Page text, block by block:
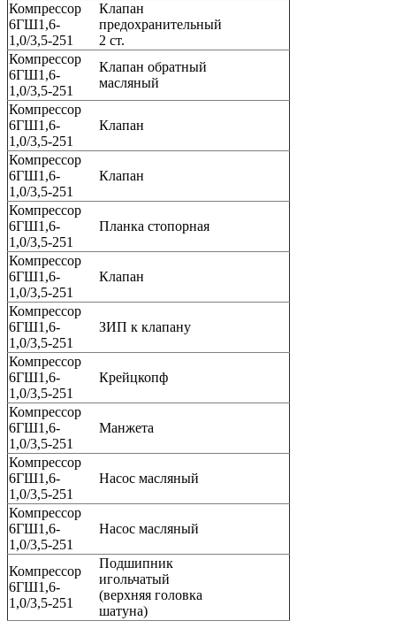
Компрессор
6ГШ1,6-
1,0/3,5-251
Клапан
предохранительный
2 ст.
Компрессор
6ГШ1,6-
1,0/3,5-251
Клапан обратный
масляный
Компрессор
6ГШ1,6-
1,0/3,5-251
Клапан
Компрессор
6ГШ1,6-
1,0/3,5-251
Клапан
Компрессор
6ГШ1,6-
1,0/3,5-251
Планка стопорная
Компрессор
6ГШ1,6-
1,0/3,5-251
Клапан
Компрессор
6ГШ1,6-
1,0/3,5-251
ЗИП к клапану
Компрессор
6ГШ1,6-
1,0/3,5-251
Крейцкопф
Компрессор
6ГШ1,6-
1,0/3,5-251
Манжета
Компрессор
6ГШ1,6-
1,0/3,5-251
Насос масляный
Компрессор
6ГШ1,6-
1,0/3,5-251
Насос масляный
Компрессор
6ГШ1,6-
1,0/3,5-251
Подшипник
игольчатый
(верхняя головка
шатуна)